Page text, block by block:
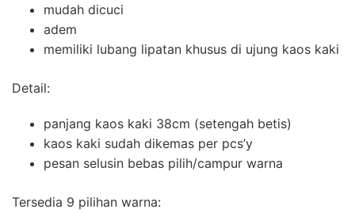
mudah dicuci
adem
memiliki lubang lipatan khusus di ujung kaos kaki
Detail:
panjang kaos kaki 38cm (setengah betis)
kaos kaki sudah dikemas per pcs’y
pesan selusin bebas pilih/campur warna
Tersedia 9 pilihan warna: